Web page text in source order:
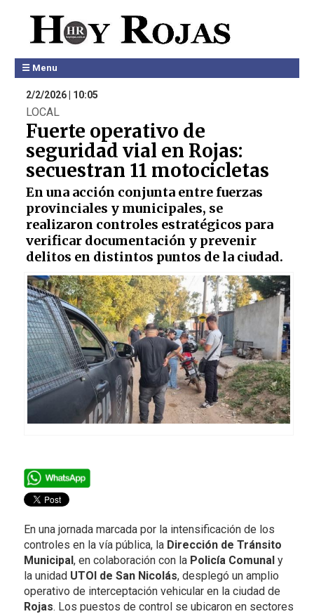
☰ Menu
2/2/2026 | 10:05
LOCAL
Fuerte operativo de
seguridad vial en Rojas:
secuestran 11 motocicletas
En una acción conjunta entre fuerzas
provinciales y municipales, se
realizaron controles estratégicos para
verificar documentación y prevenir
delitos en distintos puntos de la ciudad.
En una jornada marcada por la intensificación de los
controles en la vía pública, la Dirección de Tránsito
Municipal, en colaboración con la Policía Comunaly
la unidad UTOI de San Nicolás, desplegó un amplio
operativo de interceptación vehicular en la ciudad de
Rojas. Los puestos de control se ubicaron en sectores